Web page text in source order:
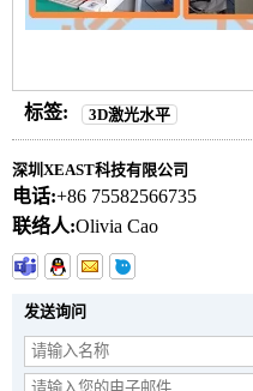
标签: 3D激光水平
深圳XEAST科技有限公司
电话:+86 75582566735
联络人:Olivia Cao
发送询问